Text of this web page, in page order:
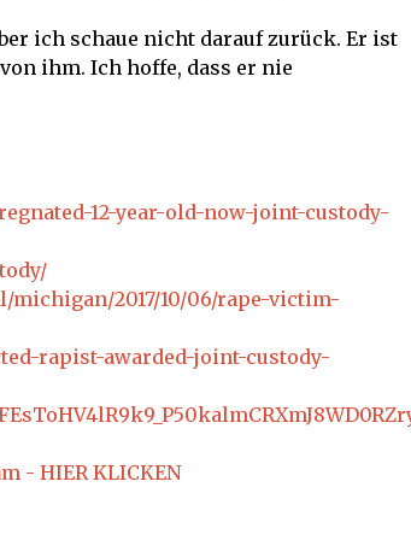
ich schaue nicht darauf zurück. Er ist
ihm. Ich hoffe, dass er nie
12-year-old-now-joint-custody-
2017/10/06/rape-victim-
rapist-awarded-joint-custody-
- HIER KLICKEN